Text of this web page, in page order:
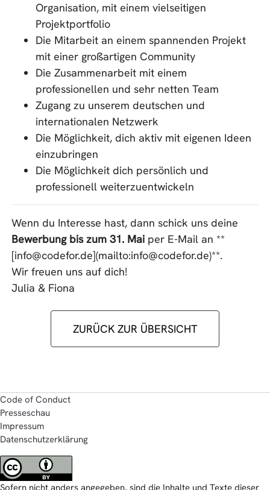
Organisation, mit einem vielseitigen
Projektportfolio
Die Mitarbeit an einem spannenden Projekt
mit einer großartigen Community
Die Zusammenarbeit mit einem
professionellen und sehr netten Team
Zugang zu unserem deutschen und
internationalen Netzwerk
Die Möglichkeit, dich aktiv mit eigenen Ideen
einzubringen
Die Möglichkeit dich persönlich und
professionell weiterzuentwickeln
Wenn du Interesse hast, dann schick uns deine
Bewerbung bis zum 31. Mai per E-Mail an **
[info@codefor.de](mailto:info@codefor.de)**.
Wir freuen uns auf dich!
Julia & Fiona
ZURÜCK ZUR ÜBERSICHT
Code of Conduct
Presseschau
Impressum
Datenschutzerklärung
Sofern nicht anders angegeben, sind die Inhalte und Texte dieser